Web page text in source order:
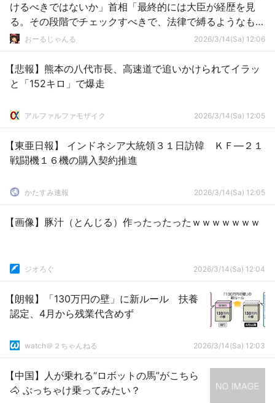
けるべきではないか」首相「最終的には大臣が経歴を見
る。その段階でチェックすべきで、法律で縛るようなもの
でもない」
おーるじゃんる 2026/3/14(Sa) 12:06
【悲報】熊本の八代市長、高速道で追いかけられてイラッ
と「152キロ」で爆走
アルファルファモザイク 2026/3/14(Sa) 12:05
【東亜日報】 インドネシア大統領３１日訪韓 ＫＦ—２１
戦闘機１６機の購入契約推進
かたすみ速報 2026/3/14(Sa) 12:05
【画像】豚汁（とんじる）作ったったったｗｗｗｗｗｗｗ
ジオろぐ 2026/3/14(Sa) 12:04
【朗報】「130万円の壁」に新ルール 扶養
認定、4月から残業代含めず
watch＠２ちゃんねる 2026/3/14(Sa) 12:03
【中国】人が乗れる“ロボットの馬”がこちら
🐴 ぶっちゃけ乗ってみたい？